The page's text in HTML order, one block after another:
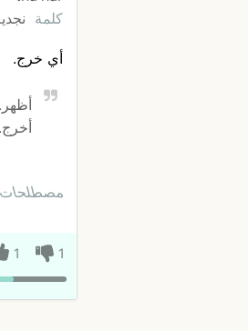
كلمة
أي خرج.
أظهر.
أخرج.
1
1